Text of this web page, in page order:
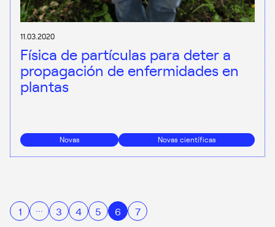
11.03.2020
Física de partículas para deter a
propagación de enfermidades en
plantas
Novas Novas científicas
1 3 4 5 6 7